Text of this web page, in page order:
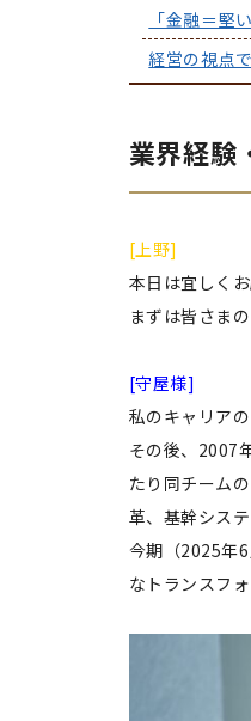
「金融＝堅
経営の視点
業界経験
[上野]
本日は宜しく
まずは皆さま
[守屋様]
私のキャリア
その後、2007
たり同チーム
革、基幹シス
今期（2025年
なトランスフ